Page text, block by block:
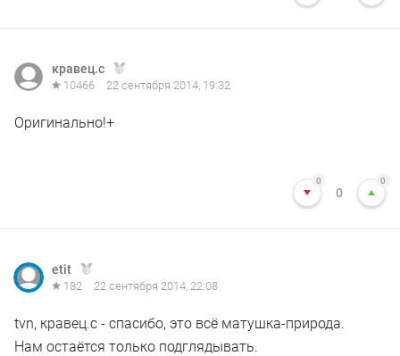
кравец.с
10466 22 сентября 2014, 19:32
Оригинально!+
0
0
0
etit
182 22 сентября 2014, 22:08
tvn, кравец.с - спасибо, это всё матушка-природа.
Нам остаётся только подглядывать.